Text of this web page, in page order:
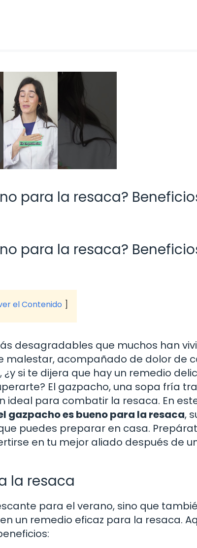
para la resaca?
para la resaca?
el Contenido
desagradables que muchos han
malestar, acompañado de dolor de
si te dijera que hay un remedio
El gazpacho, una sopa fría
ideal para combatir la resaca. En
gazpacho es bueno para la resaca,
puedes preparar en casa.
en tu mejor aliado después de
la resaca
para el verano, sino que
un remedio eficaz para la resaca.